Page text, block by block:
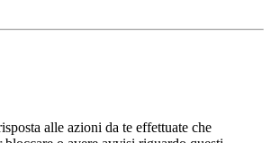
alle azioni da te effettuate che